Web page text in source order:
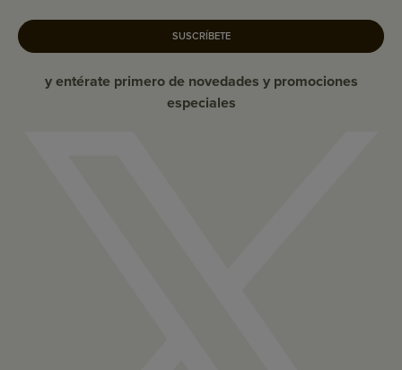
SUSCRÍBETE
y entérate primero de novedades y promociones
especiales